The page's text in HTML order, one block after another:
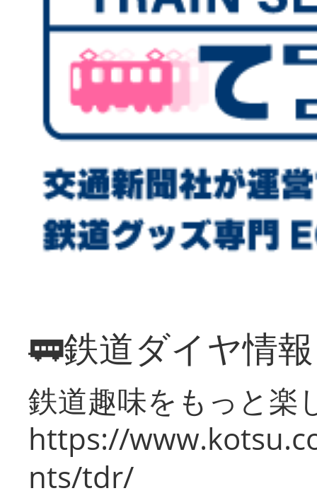
🚃鉄道ダイヤ情
鉄道趣味をもっと楽
https://
nts/tdr/